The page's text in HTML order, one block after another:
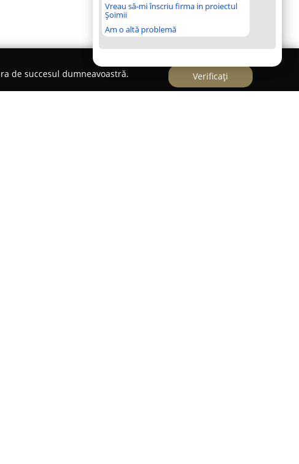
Vreau să-mi înscriu firma in proiectul
Șoimii
Am o altă problemă
de succesul dumneavoastră.
Verificați